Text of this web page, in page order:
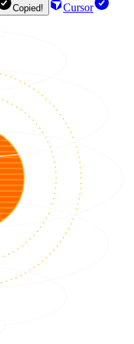
Copied!
Cursor